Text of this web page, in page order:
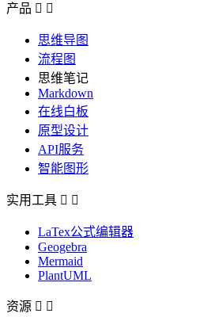
产品  
思维导图
流程图
思维笔记
Markdown
在线白板
原型设计
API服务
智能图形
实用工具  
LaTex公式编辑器
Geogebra
Mermaid
PlantUML
资源  